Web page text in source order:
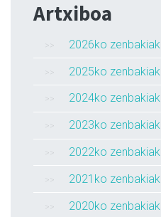
Artxiboa
2026ko zenbakiak
2025ko zenbakiak
2024ko zenbakiak
2023ko zenbakiak
2022ko zenbakiak
2021ko zenbakiak
2020ko zenbakiak